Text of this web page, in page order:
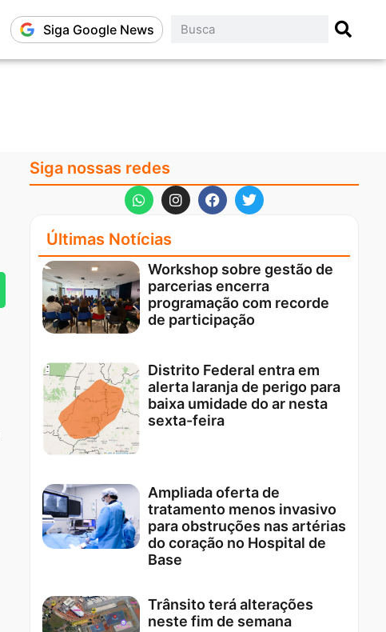
Siga Google News
Siga nossas redes
Últimas Notícias
Workshop sobre gestão de
parcerias encerra
programação com recorde
de participação
Distrito Federal entra em
alerta laranja de perigo para
baixa umidade do ar nesta
sexta-feira
Ampliada oferta de
tratamento menos invasivo
para obstruções nas artérias
do coração no Hospital de
Base
Trânsito terá alterações
neste fim de semana